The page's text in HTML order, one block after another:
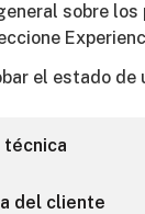
sobre los
el estado de
del cliente